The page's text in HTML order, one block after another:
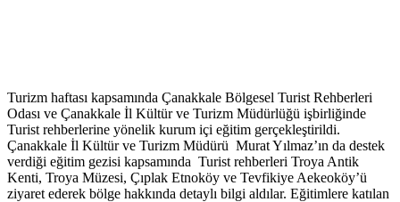
Turizm haftası kapsamında Çanakkale Bölgesel Turist Rehberleri
Odası ve Çanakkale İl Kültür ve Turizm Müdürlüğü işbirliğinde
Turist rehberlerine yönelik kurum içi eğitim gerçekleştirildi.
Çanakkale İl Kültür ve Turizm Müdürü Murat Yılmaz’ın da destek
verdiği eğitim gezisi kapsamında Turist rehberleri Troya Antik
Kenti, Troya Müzesi, Çıplak Etnoköy ve Tevfikiye Aekeoköy’ü
ziyaret ederek bölge hakkında detaylı bilgi aldılar. Eğitimlere katılan